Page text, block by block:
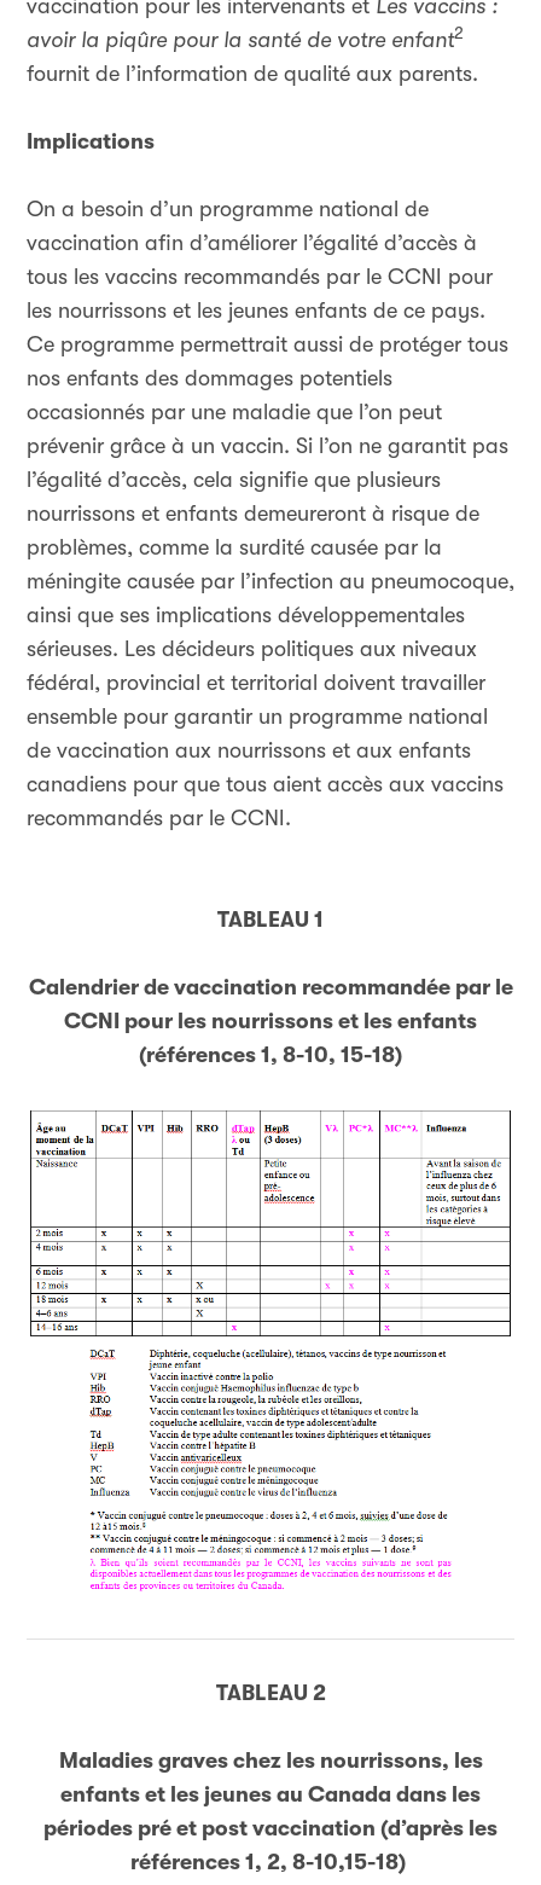
vaccination pour les intervenants et Les vaccins :
avoir la piqûre pour la santé de votre enfant2
fournit de l’information de qualité aux parents.
Implications
On a besoin d’un programme national de
vaccination afin d’améliorer l’égalité d’accès à
tous les vaccins recommandés par le CCNI pour
les nourrissons et les jeunes enfants de ce pays.
Ce programme permettrait aussi de protéger tous
nos enfants des dommages potentiels
occasionnés par une maladie que l’on peut
prévenir grâce à un vaccin. Si l’on ne garantit pas
l’égalité d’accès, cela signifie que plusieurs
nourrissons et enfants demeureront à risque de
problèmes, comme la surdité causée par la
méningite causée par l’infection au pneumocoque,
ainsi que ses implications développementales
sérieuses. Les décideurs politiques aux niveaux
fédéral, provincial et territorial doivent travailler
ensemble pour garantir un programme national
de vaccination aux nourrissons et aux enfants
canadiens pour que tous aient accès aux vaccins
recommandés par le CCNI.
TABLEAU 1
Calendrier de vaccination recommandée par le
CCNI pour les nourrissons et les enfants
(références 1, 8-10, 15-18)
TABLEAU 2
Maladies graves chez les nourrissons, les
enfants et les jeunes au Canada dans les
périodes pré et post vaccination (d’après les
références 1, 2, 8-10,15-18)